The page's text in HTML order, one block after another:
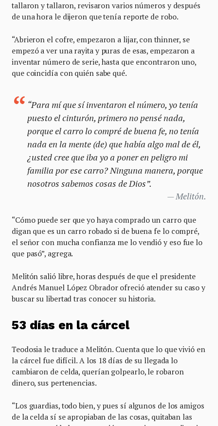
tallaron y tallaron, revisaron varios números y después
de una hora le dijeron que tenía reporte de robo.
“Abrieron el cofre, empezaron a lijar, con thinner, se
empezó a ver una rayita y puras de esas, empezaron a
inventar número de serie, hasta que encontraron uno,
que coincidía con quién sabe qué.
“Para mí que sí inventaron el número, yo tenía
puesto el cinturón, primero no pensé nada,
porque el carro lo compré de buena fe, no tenía
nada en la mente (de) que había algo mal de él,
¿usted cree que iba yo a poner en peligro mi
familia por ese carro? Ninguna manera, porque
nosotros sabemos cosas de Dios”.
Melitón.
“Cómo puede ser que yo haya comprado un carro que
digan que es un carro robado si de buena fe lo compré,
el señor con mucha confianza me lo vendió y eso fue lo
que pasó”, agrega.
Melitón salió libre, horas después de que el presidente
Andrés Manuel López Obrador ofreció atender su caso y
buscar su libertad tras conocer su historia.
53 días en la cárcel
Teodosia le traduce a Melitón. Cuenta que lo que vivió en
la cárcel fue difícil. A los 18 días de su llegada lo
cambiaron de celda, querían golpearlo, le robaron
dinero, sus pertenencias.
“Los guardias, todo bien, y pues sí algunos de los amigos
de la celda sí se apropiaban de las cosas, quitaban las